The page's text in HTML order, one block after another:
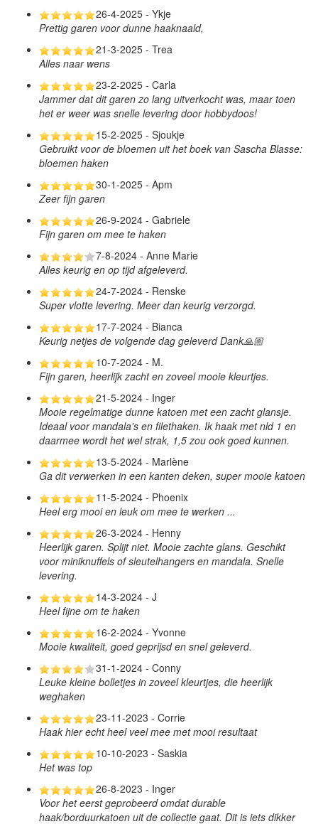
26-4-2025 - Ykje
Prettig garen voor dunne haaknaald,
21-3-2025 - Trea
Alles naar wens
23-2-2025 - Carla
Jammer dat dit garen zo lang uitverkocht was, maar toen
het er weer was snelle levering door hobbydoos!
15-2-2025 - Sjoukje
Gebruikt voor de bloemen uit het boek van Sascha Blasse:
bloemen haken
30-1-2025 - Apm
Zeer fijn garen
26-9-2024 - Gabriele
Fijn garen om mee te haken
7-8-2024 - Anne Marie
Alles keurig en op tijd afgeleverd.
24-7-2024 - Renske
Super vlotte levering. Meer dan keurig verzorgd.
17-7-2024 - Bianca
Keurig netjes de volgende dag geleverd Dank🙏🏼
10-7-2024 - M.
Fijn garen, heerlijk zacht en zoveel mooie kleurtjes.
21-5-2024 - Inger
Mooie regelmatige dunne katoen met een zacht glansje.
Ideaal voor mandala's en filethaken. Ik haak met nld 1 en
daarmee wordt het wel strak, 1,5 zou ook goed kunnen.
13-5-2024 - Marlène
Ga dit verwerken in een kanten deken, super mooie katoen
11-5-2024 - Phoenix
Heel erg mooi en leuk om mee te werken ...
26-3-2024 - Henny
Heerlijk garen. Splijt niet. Mooie zachte glans. Geschikt
voor miniknuffels of sleutelhangers en mandala. Snelle
levering.
14-3-2024 - J
Heel fijne om te haken
16-2-2024 - Yvonne
Mooie kwaliteit, goed geprijsd en snel geleverd.
31-1-2024 - Conny
Leuke kleine bolletjes in zoveel kleurtjes, die heerlijk
weghaken
23-11-2023 - Corrie
Haak hier echt heel veel mee met mooi resultaat
10-10-2023 - Saskia
Het was top
26-8-2023 - Inger
Voor het eerst geprobeerd omdat durable
haak/borduurkatoen uit de collectie gaat. Dit is iets dikker